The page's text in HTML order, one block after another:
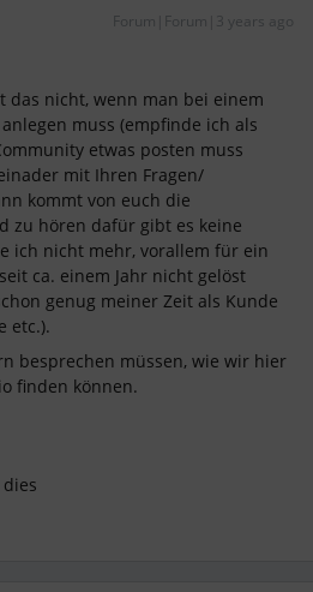
Forum|Forum|3 years ago
nicht, wenn man bei einem
muss (empfinde ich als
etwas posten muss
mit Ihren Fragen/
kommt von euch die
zu hören dafür gibt es keine
ich nicht mehr, vorallem für ein
ca. einem Jahr nicht gelöst
genug meiner Zeit als Kunde
etc.).
besprechen müssen, wie wir hier
finden können.